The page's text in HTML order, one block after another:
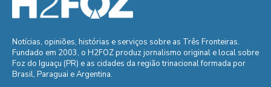
Notícias, opiniões, histórias e serviços sobre as Três Fronteiras.
Fundado em 2003, o H2FOZ produz jornalismo original e local sobre
Foz do Iguaçu (PR) e as cidades da região trinacional formada por
Brasil, Paraguai e Argentina.